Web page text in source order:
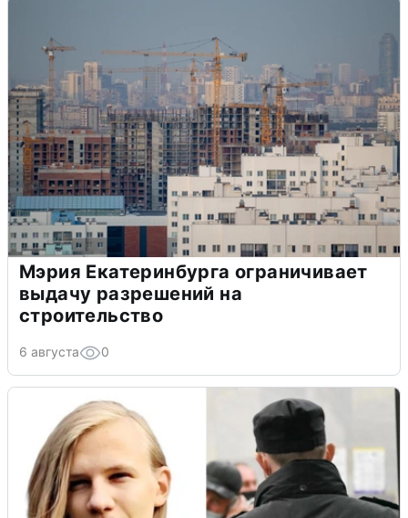
Мэрия Екатеринбурга ограничивает
выдачу разрешений на
строительство
6 августа 0